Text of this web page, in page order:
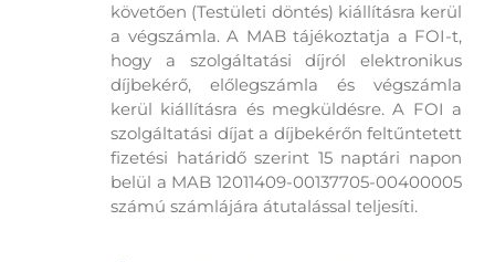
követően (Testületi döntés) kiállításra kerül
a végszámla. A MAB tájékoztatja a FOI-t,
hogy a szolgáltatási díjról elektronikus
díjbekérő, előlegszámla és végszámla
kerül kiállításra és megküldésre. A FOI a
szolgáltatási díjat a díjbekérőn feltűntetett
fizetési határidő szerint 15 naptári napon
belül a MAB 12011409-00137705-00400005
számú számlájára átutalással teljesíti.